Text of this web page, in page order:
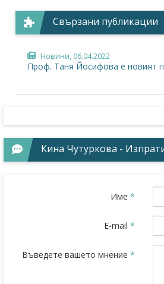
Свързани публикации
Новини , 06.04.2022
Проф. Таня Йосифова е новият
Кина Чутуркова -
Име *
E-mail *
Въведете вашето мнение *